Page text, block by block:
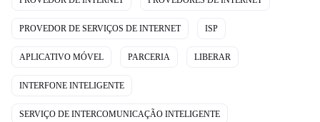
PROVEDOR DE SERVIÇOS DE INTERNET ISP
APLICATIVO MÓVEL PARCERIA LIBERAR
INTERFONE INTELIGENTE
SERVIÇO DE INTERCOMUNICAÇÃO INTELIGENTE